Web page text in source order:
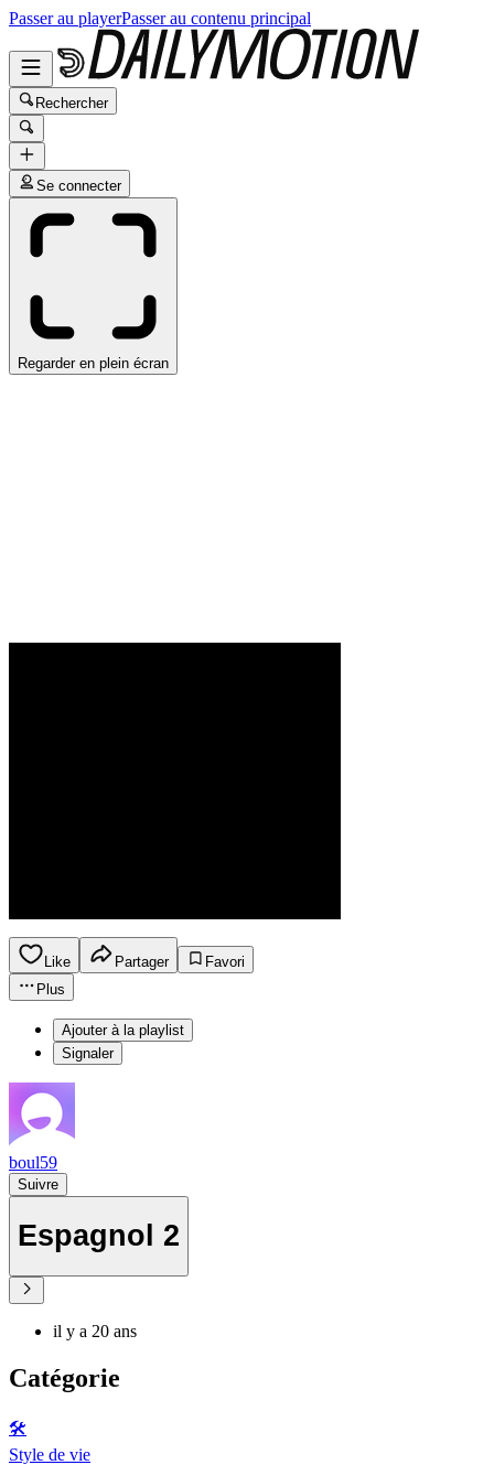
Passer au playerPasser au contenu principal
Rechercher
Se connecter
Regarder en plein écran
Like Partager
Favori
Plus
Ajouter à la playlist
Signaler
boul59
Suivre
Espagnol 2
il y a 20 ans
Catégorie
🛠️
Style de vie